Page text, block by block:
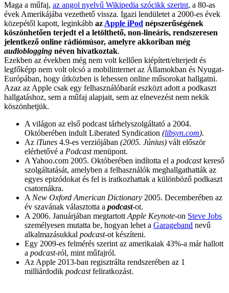
Maga a műfaj, az angol nyelvű Wikipedia szócikk szerint, a 80-as
évek Amerikájába vezethető vissza. Igazi lendületet a 2000-es évek
közepétől kapott, leginkább az Apple iPod népszerűségének
köszönhetően terjedt el a letölthető, non-lineáris, rendszeresen
jelentkező online rádiómúsor, amelyre akkoriban még
audioblogging néven hivatkoztak.
Ezekben az években még nem volt kellően kiépített/elterjedt és
legfőképp nem volt olcsó a mobilinternet az Államokban és Nyugat-
Európában, hogy útközben is lehessen online műsorokat hallgatni.
Azaz az Apple csak egy felhasználóbarát eszközt adott a podkaszt
hallgatáshoz, sem a műfaj alapjait, sem az elnevezést nem nekik
köszönhetjük.
A világon az első podcast tárhelyszolgáltató a 2004.
Októberében indult Liberated Syndication (libsyn.com).
Az iTunes 4.9-es verziójában (2005. Június) vált először
elérhetővé a Podcastmenüpont.
A Yahoo.com 2005. Októberében indította el a podcastkereső
szolgáltatását, amelyben a felhasználók meghallgathatták az
egyes epizódokat és fel is iratkozhattak a különböző podkaszt
csatornákra.
A New Oxford American Dictionary 2005. Decemberében az
év szavának választotta a podcast-ot.
A 2006. Januárjában megtartott Apple Keynote-on Steve Jobs
személyesen mutatta be, hogyan lehet a Garageband nevű
alkalmazásukkal podcast-ot készíteni.
Egy 2009-es felmérés szerint az amerikaiak 43%-a már hallott
a podcast-ról, mint műfajról.
Az Apple 2013-ban regisztrálta rendszerében az 1
milliárdodik podcastfeliratkozást.